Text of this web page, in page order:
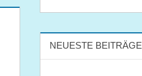
NEUESTE BEITRÄGE